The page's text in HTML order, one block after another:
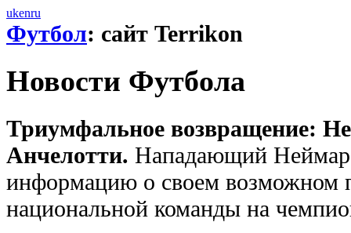
ukenru
Футбол: сайт Terrikon
Новости Футбола
Триумфальное возвращение:
Анчелотти. Нападающий Неймар
информацию о своем возможном
национальной команды на